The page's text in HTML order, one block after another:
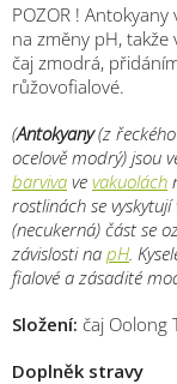
POZOR !
na změny pH,
čaj zmodrá,
růžovofialové.
(Antokyany(z řeckého
ocelově modrý) jsou
barviva ve vakuolách
rostlinách se
(necukerná) část se
závislosti na pH .
fialové a zásadité
Složení: čaj Oolong
Doplněk stravy